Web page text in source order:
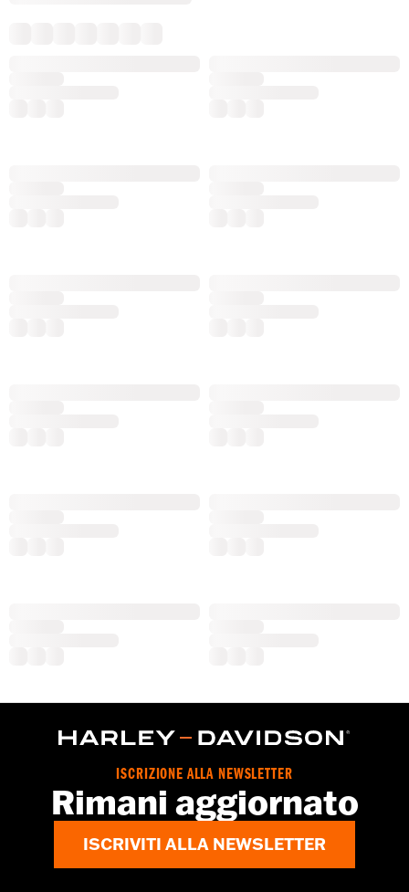
ISCRIZIONE ALLA NEWSLETTER
Rimani aggiornato
ISCRIVITI ALLA NEWSLETTER